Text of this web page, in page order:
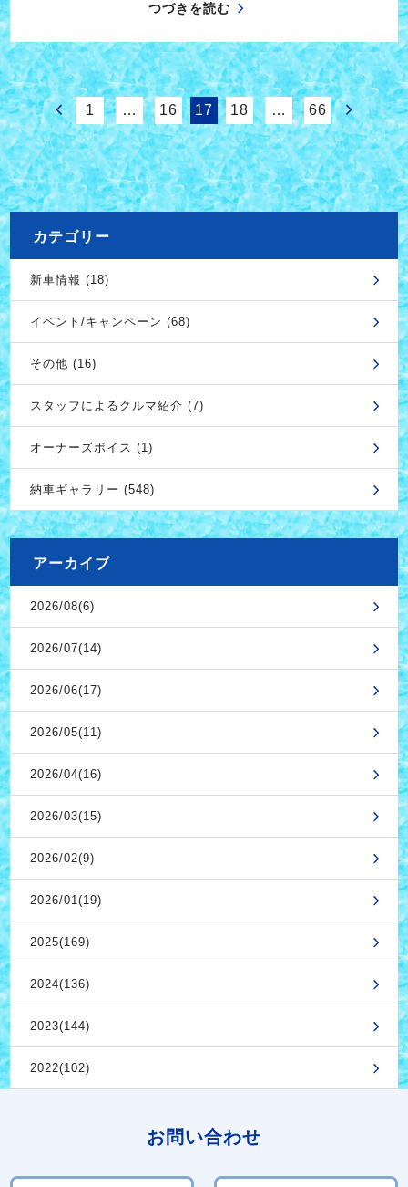
つづきを読む
1 … 16 17 18 … 66
カテゴリー
新車情報 (18)
イベント/キャンペーン (68)
その他 (16)
スタッフによるクルマ紹介 (7)
オーナーズボイス (1)
納車ギャラリー (548)
アーカイブ
2026/08(6)
2026/07(14)
2026/06(17)
2026/05(11)
2026/04(16)
2026/03(15)
2026/02(9)
2026/01(19)
2025(169)
2024(136)
2023(144)
2022(102)
お問い合わせ